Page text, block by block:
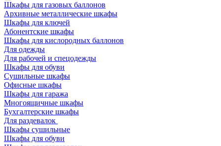
Шкафы для газовых баллонов
Архивные металлические шкафы
Шкафы для ключей
Абонентские шкафы
Шкафы для кислородных баллонов
Для одежды
Для рабочей и спецодежды
Шкафы для обуви
Сушильные шкафы
Офисные шкафы
Шкафы для гаража
Многоящичные шкафы
Бухгалтерские шкафы
Для раздевалок
Шкафы сушильные
Шкафы для обуви